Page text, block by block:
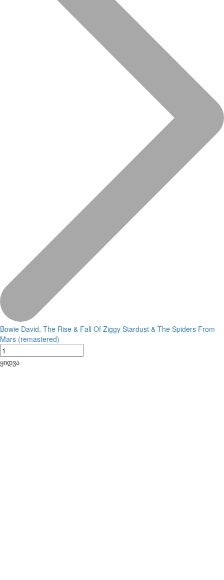
Bowie David, The Rise & Fall Of Ziggy Stardust & The Spiders From
Mars (remastered)
ყიდვა